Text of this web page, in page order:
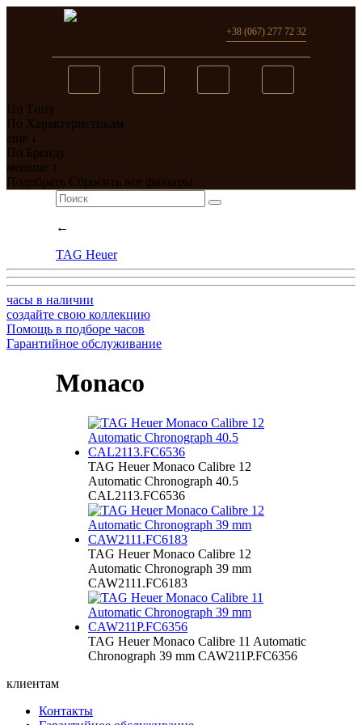
Вы добавили в сравнение
перейти
+38 (067) 277 72 32
По Типу
По Характеристикам
еще ↓
По Бренду
меньше ↑
Подобрать Сбросить все фильтры
←
TAG Heuer
часы в наличии
создайте свою коллекцию
Помощь в подборе часов
Гарантийное обслуживание
Monaco
TAG Heuer Monaco Calibre 12
Automatic Chronograph 40.5
CAL2113.FC6536
TAG Heuer Monaco Calibre 12
Automatic Chronograph 39 mm
CAW2111.FC6183
TAG Heuer Monaco Calibre 11 Automatic
Chronograph 39 mm CAW211P.FC6356
клиентам
Контакты